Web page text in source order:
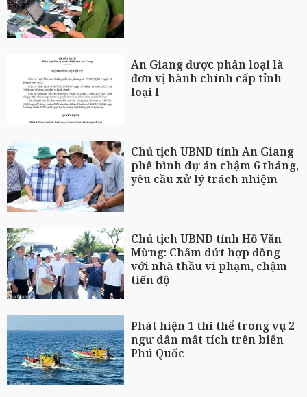
An Giang được phân loại là
đơn vị hành chính cấp tỉnh
loại I
Chủ tịch UBND tỉnh An Giang
phê bình dự án chậm 6 tháng,
yêu cầu xử lý trách nhiệm
Chủ tịch UBND tỉnh Hồ Văn
Mừng: Chấm dứt hợp đồng
với nhà thầu vi phạm, chậm
tiến độ
Phát hiện 1 thi thể trong vụ 2
ngư dân mất tích trên biển
Phú Quốc